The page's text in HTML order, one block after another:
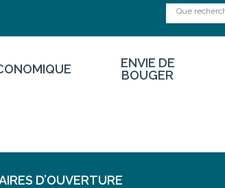
ENVIE DE
BOUGER
D’OUVERTURE